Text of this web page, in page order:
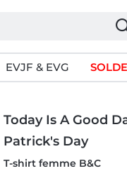
EVJF & EVG
Today Is A Good
Patrick's Day
T-shirt femme B&C